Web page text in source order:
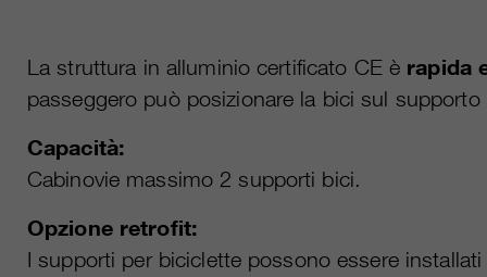
La struttura in alluminio certificato CE è rapida
passeggero può posizionare la bici sul supporto
Capacità:
Cabinovie massimo 2 supporti bici.
Opzione retrofit:
I supporti per biciclette possono essere